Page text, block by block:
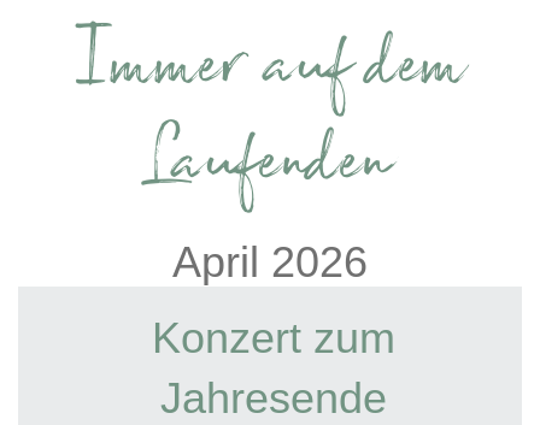
Immer auf dem
Laufenden
Konzert zum
Jahresende
April 2026